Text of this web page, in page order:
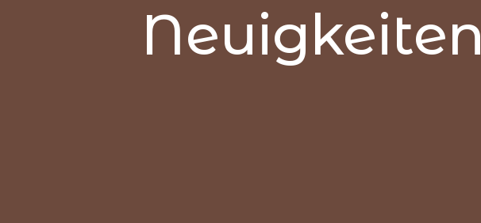
Neuigkeiten